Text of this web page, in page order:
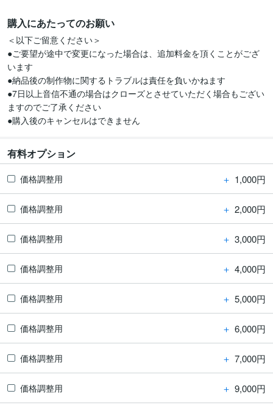
購入にあたってのお願い
＜以下ご留意ください＞
●ご要望が途中で変更になった場合は、追加料金を頂くことがござ
います
●納品後の制作物に関するトラブルは責任を負いかねます
●7日以上音信不通の場合はクローズとさせていただく場合もござい
ますのでご了承ください
●購入後のキャンセルはできません
有料オプション
価格調整用 ＋ 1,000円
価格調整用 ＋ 2,000円
価格調整用 ＋ 3,000円
価格調整用 ＋ 4,000円
価格調整用 ＋ 5,000円
価格調整用 ＋ 6,000円
価格調整用 ＋ 7,000円
価格調整用 ＋ 9,000円